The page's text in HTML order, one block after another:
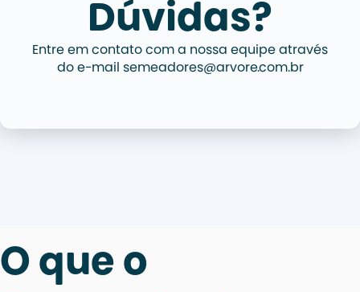
Dúvidas?
Entre em contato com a nossa equipe através
do e-mail semeadores@arvore.com.br
O que o